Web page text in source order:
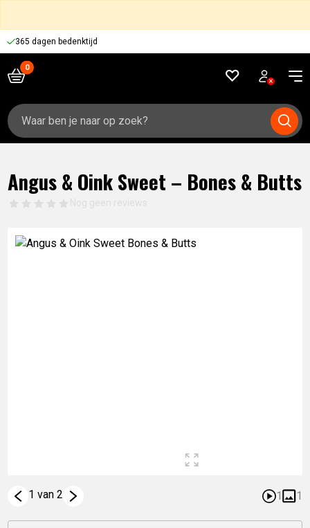
365 dagen bedenktijd
Zoeken
naar:
Angus & Oink Sweet – Bones & Butts
1 van 2 1 1